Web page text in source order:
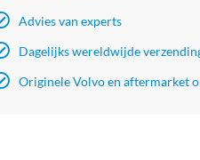
Advies van experts
Dagelijks wereldwijde
Originele Volvo en aftermarket